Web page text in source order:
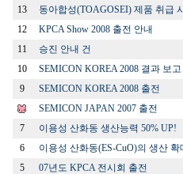
13
동아합성(TOAGOSEI) 제품 취급
12
KPCA Show 2008 출전 안내
11
승진 안내 건
10
SEMICON KOREA 2008 결과 보고
9
SEMICON KOREA 2008 출전
SEMICON JAPAN 2007 출전
7
이용성 산화동 생산능력 50% UP!
6
이용성 산화동(ES-CuO)의 생산 확
5
07년도 KPCA 전시회 출전